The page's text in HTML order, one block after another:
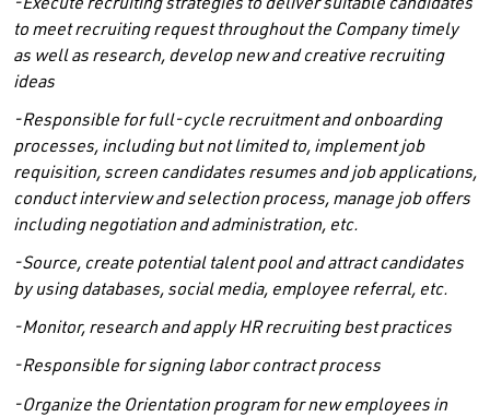
-Execute recruiting strategies to deliver suitable candidates
to meet recruiting request throughout the Company timely
as well as research, develop new and creative recruiting
ideas
-Responsible for full-cycle recruitment and onboarding
processes, including but not limited to, implement job
requisition, screen candidates resumes and job applications,
conduct interviewand selection process, manage job offers
including negotiation and administration, etc.
-Source, create potential talent pool and attract candidates
by using databases, social media, employee referral, etc.
-Monitor, research and apply HR recruiting best practices
-Responsible for signing labor contract process
-Organize the Orientation program for new employees in